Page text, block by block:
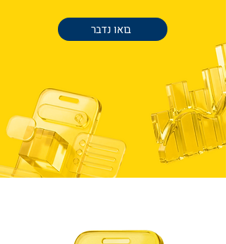
בואו נדבר